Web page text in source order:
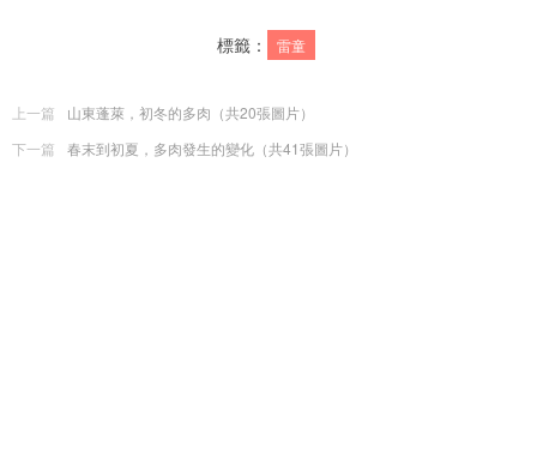
標籤： 雷童
上一篇
山東蓬萊，初冬的多肉（共20張圖片）
下一篇
春末到初夏，多肉發生的變化（共41張圖片）